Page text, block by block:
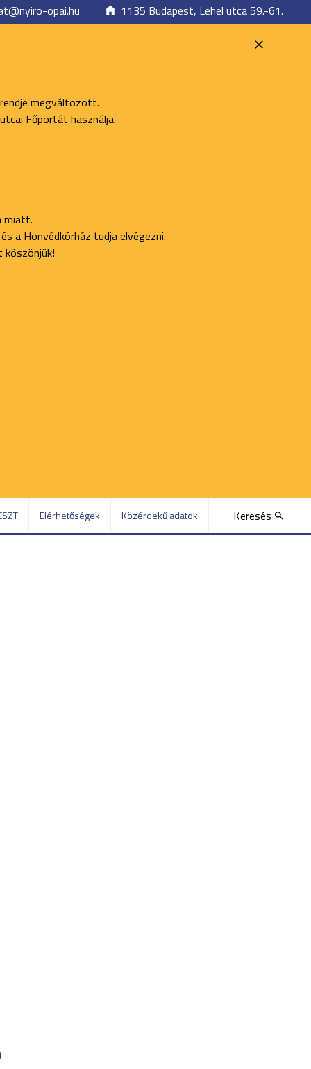
opai.hu 1135 Budapest, Lehel utca 59.-61.
megváltozott.
Főportát használja.
miatt.
a Honvédkórház tudja elvégezni.
Elérhetőségek Közérdekű adatok Keresés